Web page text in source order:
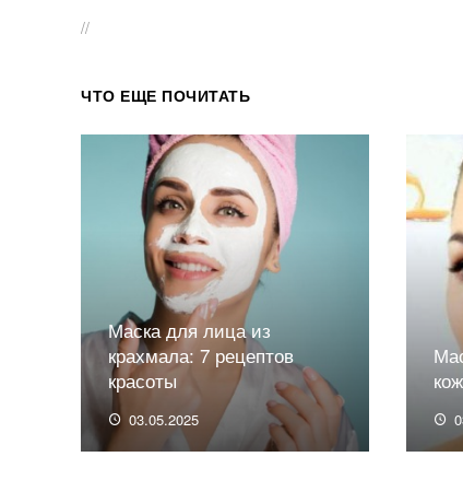
//
ЧТО ЕЩЕ ПОЧИТАТЬ
Маска для лица из
крахмала: 7 рецептов
красоты
03.05.2025